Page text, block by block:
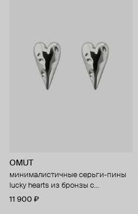
OMUT
минималистичные серьги-пины
lucky hearts из бронзы с
покрытием родием
11 900 ₽